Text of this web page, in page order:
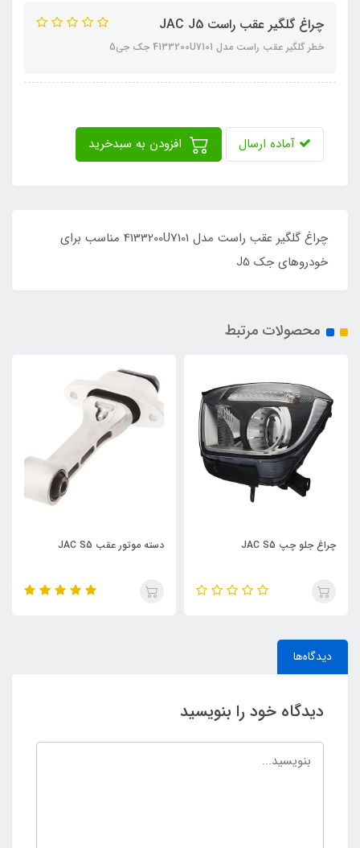
چراغ گلگیر عقب راست JAC J5
خطر گلگیر عقب راست مدل 4133200U7101 جک جی5
آماده ارسال
چراغ گلگیر عقب راست مدل 4133200U7101 مناسب برای
خودروهای جک J5
محصولات مرتبط
دسته موتور عقب JAC S5 نگهدارنده سپر جلو چپ JAC S5
دیدگاه‌ها
دیدگاه خود را بنویسید